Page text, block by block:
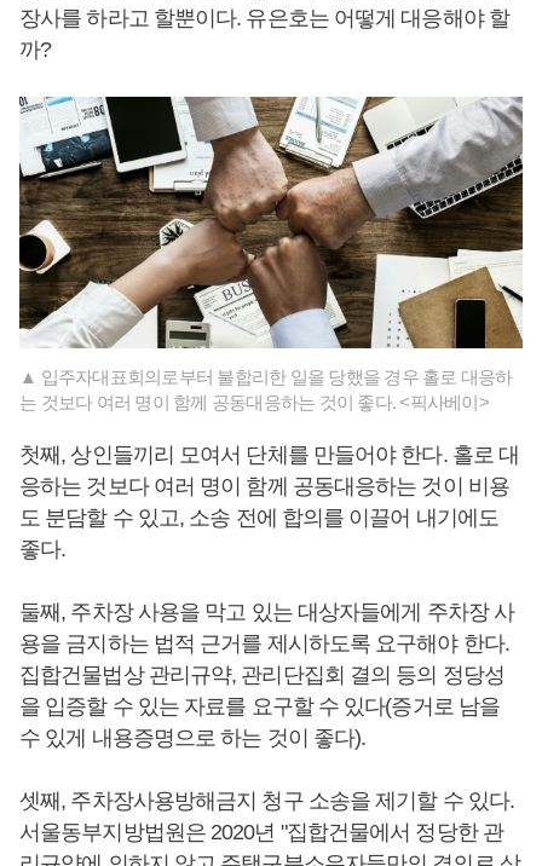
장사를 하라고 할뿐이다. 유은호는 어떻게 대응해야 할
까?
▲ 입주자대표회의로부터 불합리한 일을 당했을 경우 홀로 대응하
는 것보다 여러 명이 함께 공동대응하는 것이 좋다. <픽사베이>
첫째, 상인들끼리 모여서 단체를 만들어야 한다. 홀로 대
응하는 것보다 여러 명이 함께 공동대응하는 것이 비용
도 분담할 수 있고, 소송 전에 합의를 이끌어 내기에도
좋다.
둘째, 주차장 사용을 막고 있는 대상자들에게 주차장 사
용을 금지하는 법적 근거를 제시하도록 요구해야 한다.
집합건물법상 관리규약, 관리단집회 결의 등의 정당성
을 입증할 수 있는 자료를 요구할 수 있다(증거로 남을
수 있게 내용증명으로 하는 것이 좋다).
셋째, 주차장사용방해금지 청구 소송을 제기할 수 있다.
서울동부지방법원은 2020년 "집합건물에서 정당한 관